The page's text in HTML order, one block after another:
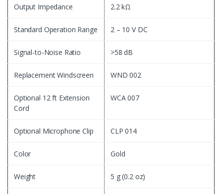
Output Impedance 2.2 kΩ
Standard Operation Range 2 – 10 V DC
Signal-to-Noise Ratio >58 dB
Replacement Windscreen WND 002
Optional 12 ft Extension
Cord
WCA 007
Optional Microphone Clip CLP 014
Color Gold
Weight 5 g (0.2 oz)